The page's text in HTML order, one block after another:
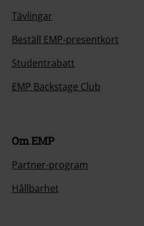
Tävlingar
Beställ EMP-presentkort
Studentrabatt
EMP Backstage Club
Om EMP
Partner-program
Hållbarhet